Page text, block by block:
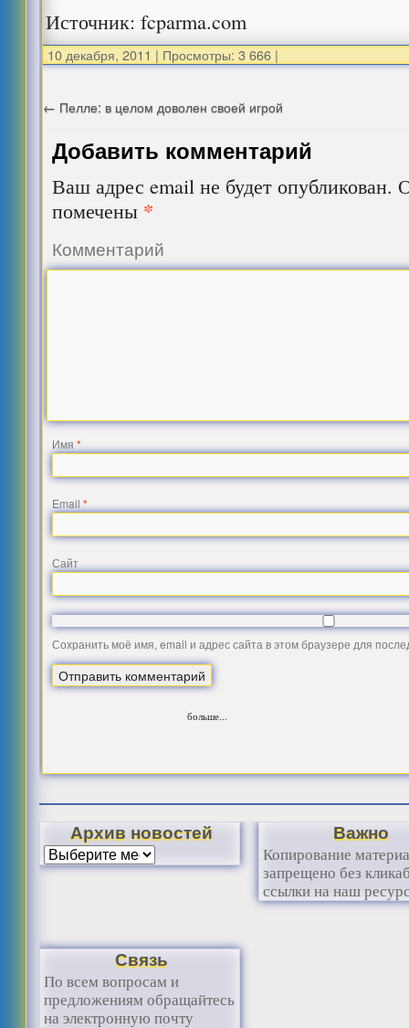
Источник: fcparma.com
10 декабря, 2011 | Просмотры: 3 666 |
← Пелле: в целом доволен своей игрой
Добавить комментарий
Ваш адрес email не будет опубликован.
помечены *
Комментарий
Имя*
Email*
Сайт
Сохранить моё имя, email и адрес сайта в этом браузере для
больше...
Архив новостей Важно
Копирование
запрещено без
ссылки на наш
Связь
По всем вопросам и
предложениям обращайтесь
на электронную почту